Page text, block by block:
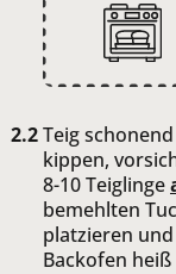
Teig
kippen,
8-10 Teiglinge
bemehlten
platzieren
Backofen heiß